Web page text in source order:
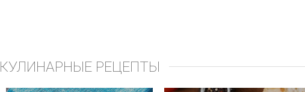
КУЛИНАРНЫЕ РЕЦЕПТЫ